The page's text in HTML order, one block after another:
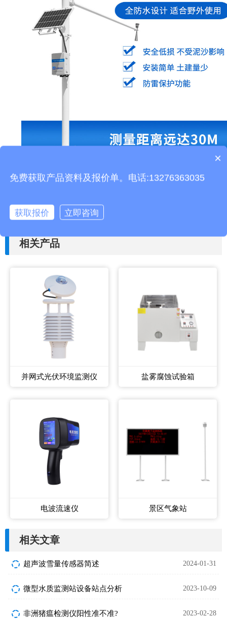
下一篇：森林火险预警气象站百科
相关产品
并网式光伏环境监测仪 盐雾腐蚀试验箱
电波流速仪 景区气象站
相关文章
超声波雪量传感器简述 2024-01-31
微型水质监测站设备站点分析 2023-10-09
非洲猪瘟检测仪阳性准不准? 2023-02-28
产品包含安装吗？
×
免费获取产品资料及报价单。电话:13276363035
获取报价 立即咨询